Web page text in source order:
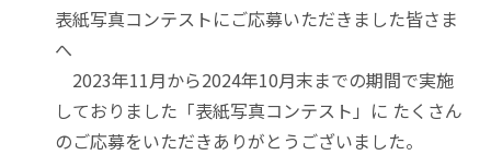
表紙写真コンテストにご応募いただきました皆さま
へ
2023年11月から2024年10月末までの期間で実施
しておりました「表紙写真コンテスト」に たくさん
のご応募をいただきありがとうございました。